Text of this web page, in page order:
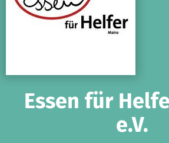
Essen für
e.V.